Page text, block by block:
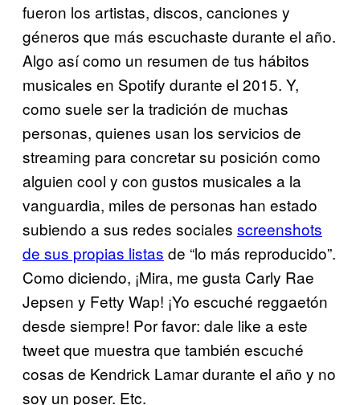
fueron los artistas, discos, canciones y
géneros que más escuchaste durante el año.
Algo así como un resumen de tus hábitos
musicales en Spotify durante el 2015. Y,
como suele ser la tradición de muchas
personas, quienes usan los servicios de
streaming para concretar su posición como
alguien cool y con gustos musicales a la
vanguardia, miles de personas han estado
subiendo a sus redes sociales screenshots
de sus propias listas de “lo más reproducido”.
Como diciendo, ¡Mira, me gusta Carly Rae
Jepsen y Fetty Wap! ¡Yo escuché reggaetón
desde siempre! Por favor: dale like a este
tweet que muestra que también escuché
cosas de Kendrick Lamar durante el año y no
soy un poser. Etc.